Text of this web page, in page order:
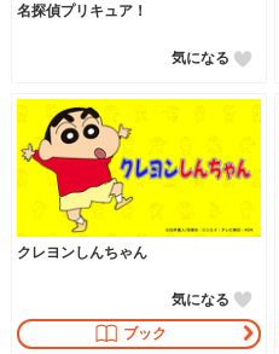
名探偵プリキュア！
気になる
クレヨンしんちゃん
ブック
気になる